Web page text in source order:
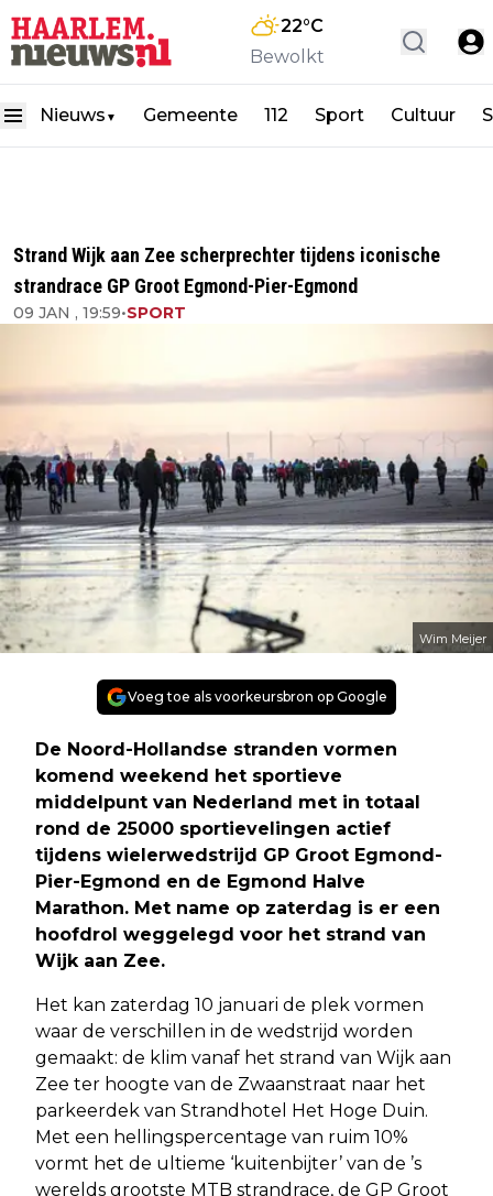
22°C
Bewolkt
Nieuws ▼ Gemeente 112 Sport Cultuur
Strand Wijk aan Zee scherprechter tijdens iconische
strandrace GP Groot Egmond-Pier-Egmond
09 JAN , 19:59•SPORT
Wim Meijer
Voeg toe als voorkeursbron op Google
De Noord-Hollandse stranden vormen
komend weekend het sportieve
middelpunt van Nederland met in totaal
rond de 25000 sportievelingen actief
tijdens wielerwedstrijd GP Groot Egmond-
Pier-Egmond en de Egmond Halve
Marathon. Met name op zaterdag is er een
hoofdrol weggelegd voor het strand van
Wijk aan Zee.
Het kan zaterdag 10 januari de plek vormen
waar de verschillen in de wedstrijd worden
gemaakt: de klim vanaf het strand van Wijk aan
Zee ter hoogte van de Zwaanstraat naar het
parkeerdek van Strandhotel Het Hoge Duin.
Met een hellingspercentage van ruim 10%
vormt het de ultieme ‘kuitenbijter’ van de ’s
werelds grootste MTB strandrace, de GP Groot